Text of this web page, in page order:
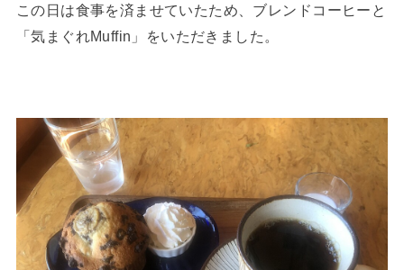
この日は食事を済ませていたため、ブレンドコーヒーと
「気まぐれMuffin」をいただきました。